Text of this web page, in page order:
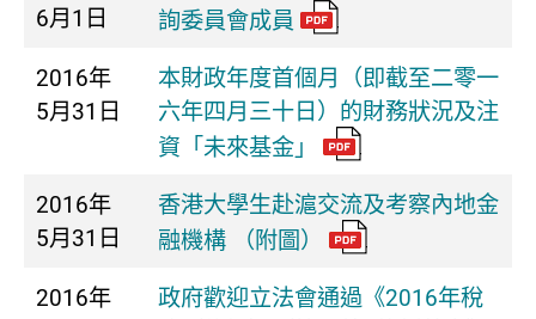
6月1日
詢委員會成員
2016年
5月31日
本財政年度首個月（即截至二零一
六年四月三十日）的財務狀況及注
資「未來基金」
2016年
5月31日
香港大學生赴滬交流及考察內地金
融機構 （附圖）
2016年
政府歡迎立法會通過《2016年稅